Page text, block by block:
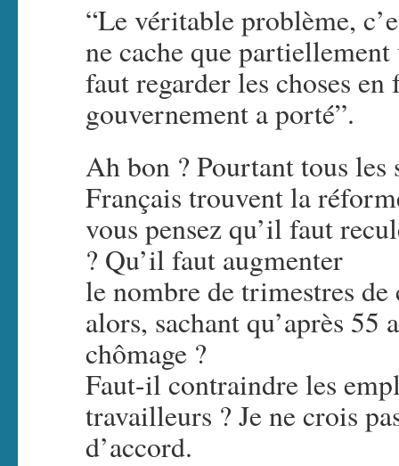
“Le véritable problème,
ne cache que
faut regarder les choses
gouvernement a porté”.
Ah bon ? Pourtant tous les
Français trouvent la
vous pensez qu’il faut
? Qu’il faut augmenter
le nombre de trimestres
alors, sachant qu’après
chômage ?
Faut-il contraindre les
travailleurs ? Je ne crois
d’accord.